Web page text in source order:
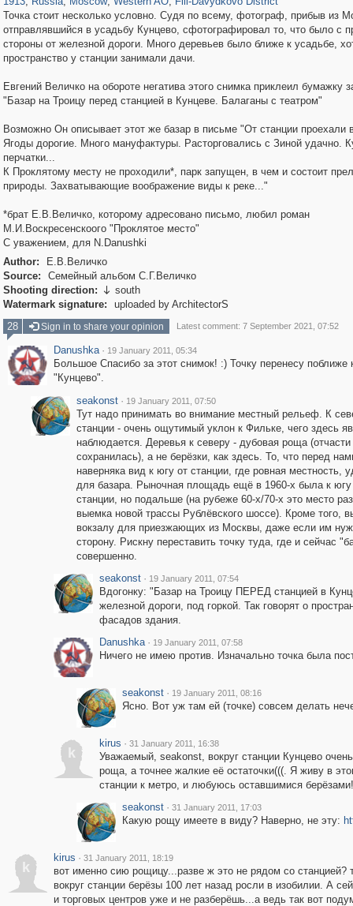
Точка стоит несколько условно. Судя по всему, фотограф, прибыв из
отправлявшийся в усадьбу Кунцево, сфотографировал то, что было с
стороны от железной дороги. Много деревьев было ближе к усадьбе,
пространство у станции занимали дачи.
Евгений Величко на обороте негатива этого снимка приклеил бумажку
"Базар на Троицу перед станцией в Кунцеве. Балаганы с театром"
Возможно Он описывает этот же базар в письме "От станции проехали
Ягоды дорогие. Много мануфактуры. Расторговались с Зиной удачно.
перчатки...
К Проклятому месту не проходили*, парк запущен, в чем и состоит
природы. Захватывающие воображение виды к реке..."
*брат Е.В.Величко, которому адресовано письмо, любил роман
М.И.Воскресенскоого "Проклятое место"
С уважением, для N.Danushki
Author:
Е.В.Величко
Source:
Семейный альбом С.Г.Величко
Shooting direction:  south
Watermark signature:
uploaded by ArchitectorS
28
Sign in to share your opinion Latest comment: 7 September 2021, 07:52
Danushka · 19 January 2011, 05:34
Большое Спасибо за этот снимок! :) Точку перенесу поближе
"Кунцево".
seakonst · 19 January 2011, 07:50
Тут надо принимать во внимание местный рельеф. К
станции - очень ощутимый уклон к Фильке, чего здесь
наблюдается. Деревья к северу - дубовая роща (отчасти
сохранилась), а не берёзки, как здесь. То, что перед
наверняка вид к югу от станции, где ровная местность,
для базара. Рыночная площадь ещё в 1960-х была к югу
станции, но подальше (на рубеже 60-х/70-х это место
выемка новой трассы Рублёвского шоссе). Кроме того,
вокзалу для приезжающих из Москвы, даже если им
сторону. Рискну переставить точку туда, где и сейчас
совершенно.
seakonst · 19 January 2011, 07:54
Вдогонку: "Базар на Троицу ПЕРЕД станцией в
железной дороги, под горкой. Так говорят о
фасадов здания.
Danushka · 19 January 2011, 07:58
Ничего не имею против. Изначально точка была
seakonst · 19 January 2011, 08:16
Ясно. Вот уж там ей (точке) совсем делать
k
kirus · 31 January 2011, 16:38
Уважаемый, seakonst, вокруг станции Кунцево
роща, а точнее жалкие её остаточки(((. Я живу в
станции к метро, и любуюсь оставшимися
seakonst · 31 January 2011, 17:03
Какую рощу имеете в виду? Наверно, не эту:
k
kirus · 31 January 2011, 18:19
вот именно сию рощицу...разве ж это не рядом со
вокруг станции берёзы 100 лет назад росли в изобилии. А
и торговых центров уже и не разберёшь...а ведь так вот